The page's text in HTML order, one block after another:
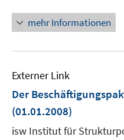
mehr Informationen
Externer Link
Der
(01.01.2008)
isw Institut für